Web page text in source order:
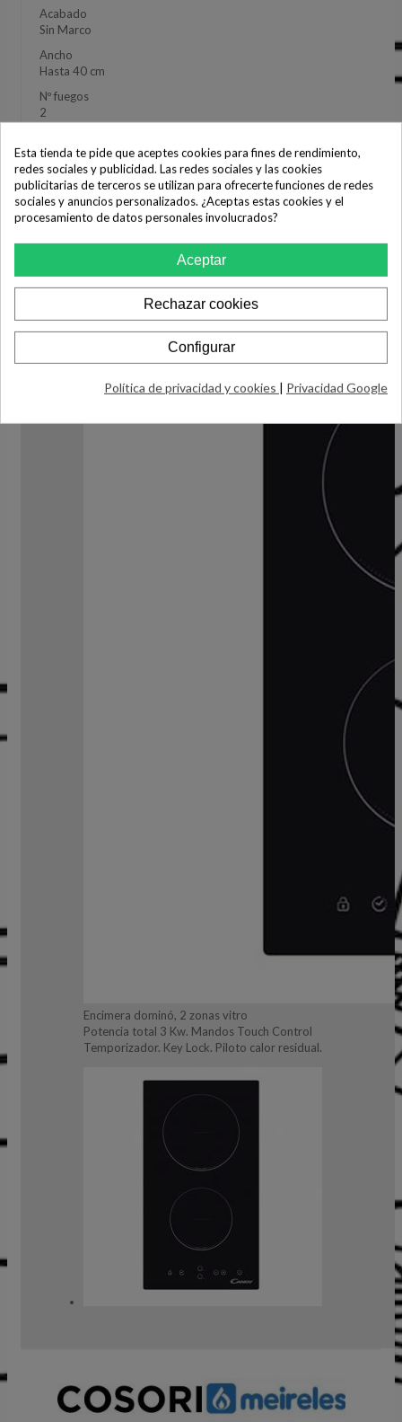
Acabado
Sin Marco
Ancho
Hasta 40 cm
Nº fuegos
2
Touch control
Encimera dominó, 2 zonas vitro
Potencia total 3 Kw. Mandos Touch Control
Temporizador. Key Lock. Piloto calor residual.
Esta tienda te pide que aceptes cookies para fines de rendimiento,
redes sociales y publicidad. Las redes sociales y las cookies
publicitarias de terceros se utilizan para ofrecerte funciones de redes
sociales y anuncios personalizados. ¿Aceptas estas cookies y el
procesamiento de datos personales involucrados?
Aceptar
Rechazar cookies
Configurar
Política de privacidad y cookies | Privacidad Google